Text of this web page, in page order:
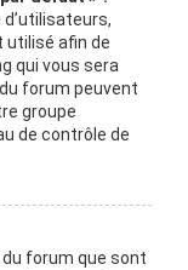
d’utilisateurs,
utilisé afin de
qui vous sera
forum peuvent
groupe
de contrôle de
forum que sont